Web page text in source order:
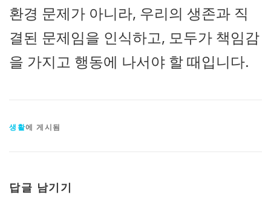
환경 문제가 아니라, 우리의 생존과 직
결된 문제임을 인식하고, 모두가 책임감
을 가지고 행동에 나서야 할 때입니다.
생활에 게시됨
답글 남기기